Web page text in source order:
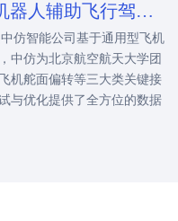
器人辅助飞行驾驶
仿智能公司基于通用型飞机
中仿为北京航空航天大学团
机舵面偏转等三大类关键接
与优化提供了全方位的数据